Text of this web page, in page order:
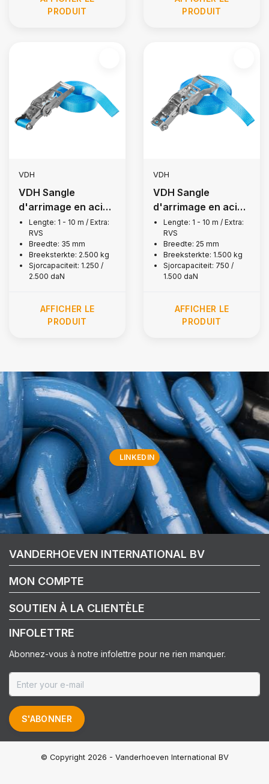
PRODUIT
PRODUIT
VDH
VDH Sangle
d'arrimage en acier
inoxydable sans fin,
2 500 kg
Lengte: 1 - 10 m / Extra:
RVS
Breedte: 35 mm
Breeksterkte: 2.500 kg
Sjorcapaciteit: 1.250 /
2.500 daN
AFFICHER LE
PRODUIT
VDH
VDH Sangle
d'arrimage en acier
inoxydable sans fin,
1 500 kg
Lengte: 1 - 10 m / Extra:
RVS
Breedte: 25 mm
Breeksterkte: 1.500 kg
Sjorcapaciteit: 750 /
1.500 daN
AFFICHER LE
PRODUIT
LINKEDIN
VANDERHOEVEN INTERNATIONAL BV
MON COMPTE
SOUTIEN À LA CLIENTÈLE
INFOLETTRE
Abonnez-vous à notre infolettre pour ne rien manquer.
S'ABONNER
© Copyright 2026 - Vanderhoeven International BV